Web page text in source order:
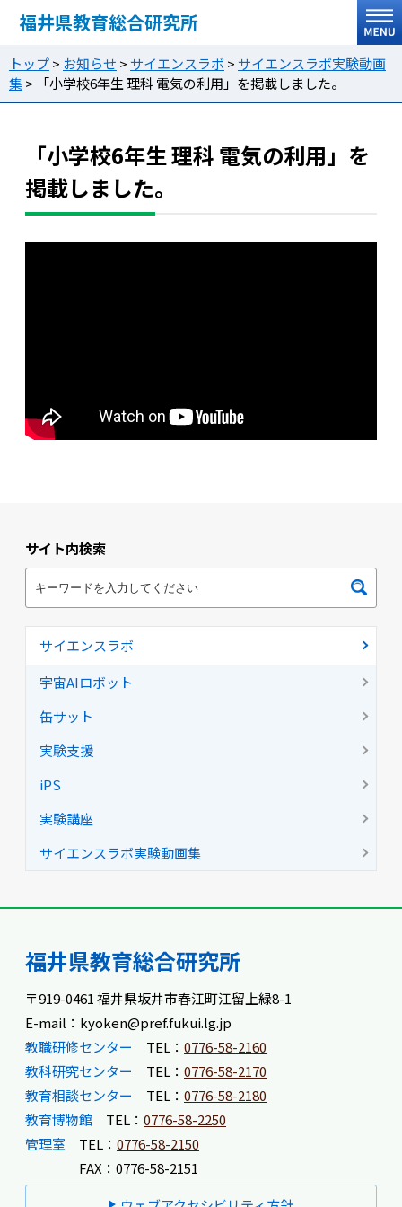
福井県教育総合研究所
トップ> お知らせ > サイエンスラボ > サイエンスラボ実験動画
集> 「小学校6年生 理科 電気の利用」を掲載しました。
「小学校6年生 理科 電気の利用」を
掲載しました。
サイト内検索
サイエンスラボ
宇宙AIロボット
缶サット
実験支援
iPS
実験講座
サイエンスラボ実験動画集
福井県教育総合研究所
〒919-0461 福井県坂井市春江町江留上緑8-1
E-mail：kyoken@pref.fukui.lg.jp
教職研修センター
TEL： 0776-58-2160
教科研究センター
TEL： 0776-58-2170
教育相談センター
TEL： 0776-58-2180
教育博物館
TEL： 0776-58-2250
管理室
TEL： 0776-58-2150
FAX：0776-58-2151